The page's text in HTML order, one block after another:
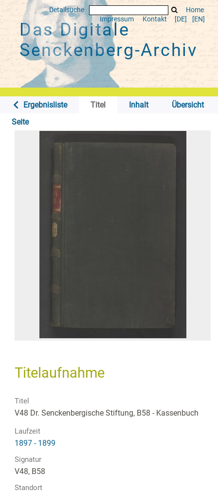
Detailsuche
Home
Impressum
Kontakt [DE] [EN]
Das Digitale
Senckenberg-Archiv
Ergebnisliste Titel Inhalt
Übersicht
Seite
Titelaufnahme
Titel
V48 Dr. Senckenbergische Stiftung, B58 - Kassenbuch
Laufzeit
1897 - 1899
Signatur
V48, B58
Standort